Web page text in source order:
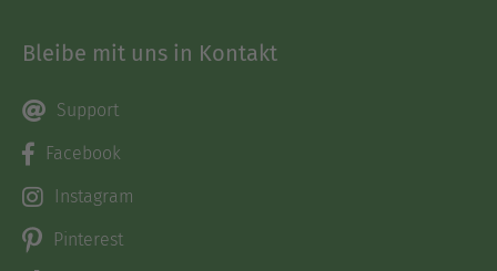
Bleibe mit uns in Kontakt
Support
Facebook
Instagram
Pinterest